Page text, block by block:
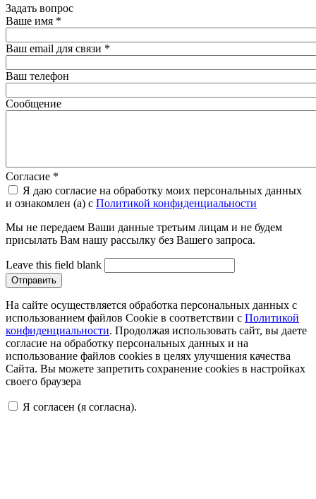
Задать вопрос
Ваше имя *
Ваш email для связи *
Ваш телефон
Сообщение
Согласие *
Я даю согласие на обработку моих персональных данных
и ознакомлен (а) с Политикой конфиденциальности
Мы не передаем Ваши данные третьим лицам и не будем
присылать Вам нашу рассылку без Вашего запроса.
Leave this field blank
На сайте осуществляется обработка персональных данных с
использованием файлов Cookie в соответствии с Политикой
конфиденциальности. Продолжая использовать сайт, вы даете
согласие на обработку персональных данных и на
использование файлов cookies в целях улучшения качества
Сайта. Вы можете запретить сохранение cookies в настройках
своего браузера
Я согласен (я согласна).